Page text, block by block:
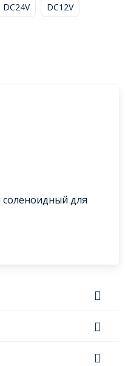
DC24V DC12V
для